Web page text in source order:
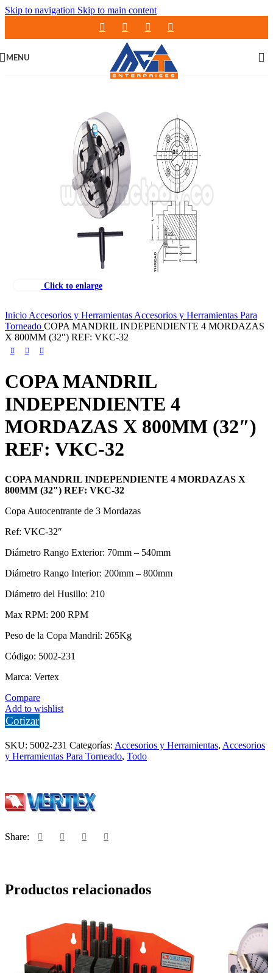
Skip to navigation Skip to main content
MENU
Click to enlarge
Inicio Accesorios y Herramientas Accesorios y Herramientas Para
Torneado COPA MANDRIL INDEPENDIENTE 4 MORDAZAS
X 800MM (32″) REF: VKC-32
COPA MANDRIL
INDEPENDIENTE 4
MORDAZAS X 800MM (32″)
REF: VKC-32
COPA MANDRIL INDEPENDIENTE 4 MORDAZAS X
800MM (32″) REF: VKC-32
Copa Autocentrante de 3 Mordazas
Ref: VKC-32″
Diámetro Rango Exterior: 70mm – 540mm
Diámetro Rango Interior: 200mm – 800mm
Diámetro del Husillo: 210
Max RPM: 200 RPM
Peso de la Copa Mandril: 265Kg
Código: 5002-231
Marca: Vertex
Compare
Add to wishlist
Cotizar
SKU: 5002-231 Categorías: Accesorios y Herramientas, Accesorios
y Herramientas Para Torneado, Todo
Share:
Productos relacionados